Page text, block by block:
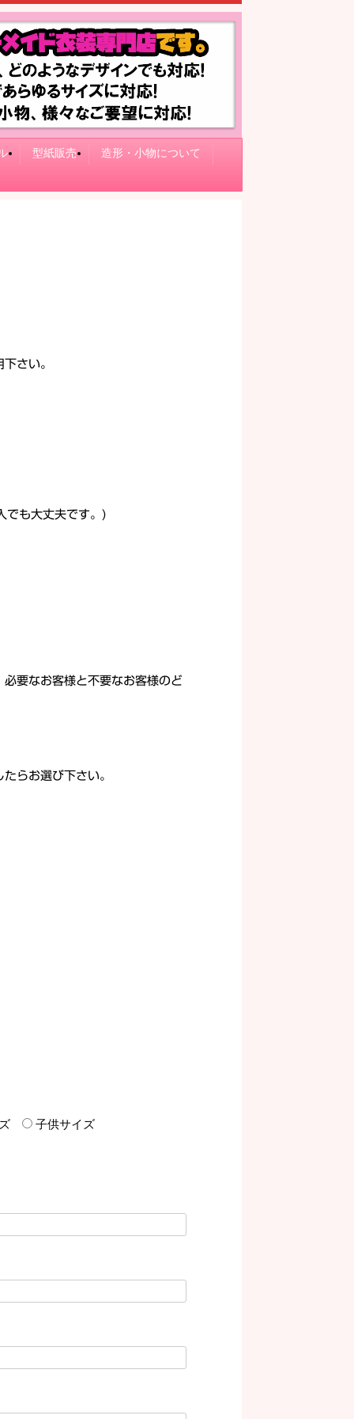
型紙販売 造形・小物について
さい。
でも大丈夫です。)
要なお客様と不要なお客様のど
らお選び下さい。
子供サイズ